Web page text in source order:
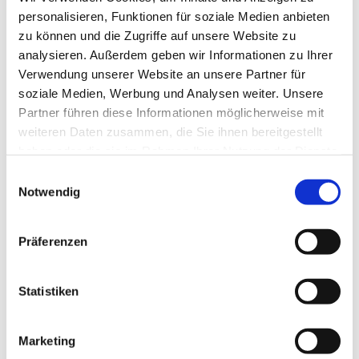
personalisieren, Funktionen für soziale Medien anbieten
zu können und die Zugriffe auf unsere Website zu
analysieren. Außerdem geben wir Informationen zu Ihrer
Verwendung unserer Website an unsere Partner für
soziale Medien, Werbung und Analysen weiter. Unsere
Partner führen diese Informationen möglicherweise mit
weiteren Daten zusammen, die Sie ihnen bereitgestellt
Notwendig
Präferenzen
Statistiken
Marketing
eine längere Mietdauer auf Anfrage.
Diese unterschiedlichen Container eignen sich
insbesondere für gewerbliche Zwecke und im Rahmen von
Bauarbeiten. Wir nehmen in diesen Containern sämtliche
Wertstoffe und Abfälle entgegen: Befüllen Sie die
Behälter zum Beispiel mit Altholz, Bauschutt, Folien,
Altpapier oder Gipskarton. Wenden Sie sich bei Fragen an